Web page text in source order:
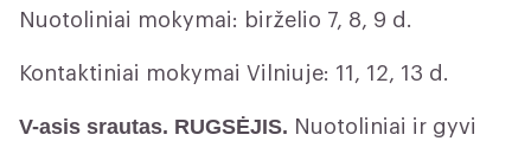
Nuotoliniai mokymai: birželio 7, 8, 9 d.
Kontaktiniai mokymai Vilniuje: 11, 12, 13 d.
V-asis srautas. RUGSĖJIS. Nuotoliniai ir gyvi